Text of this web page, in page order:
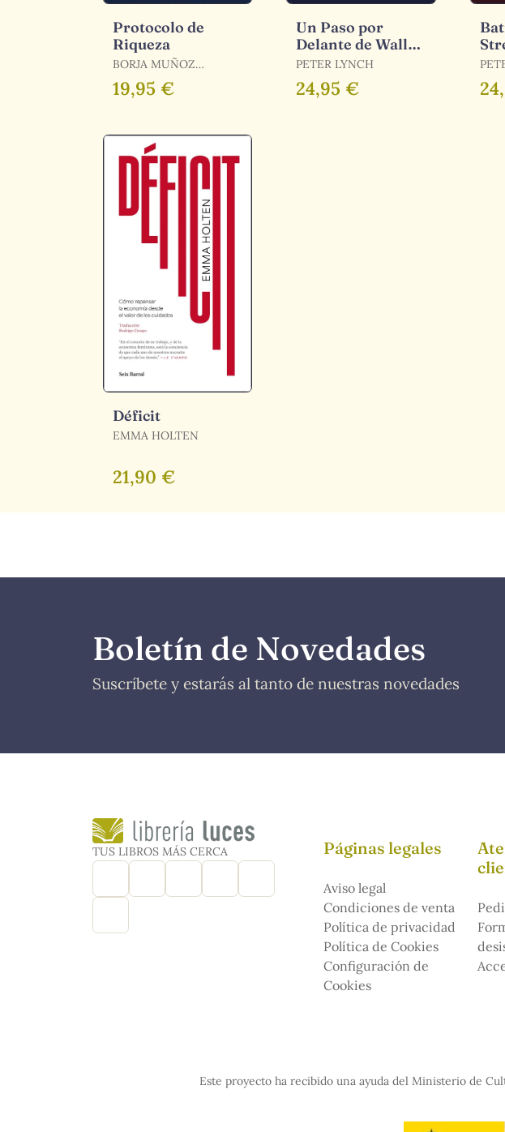
Protocolo de
Riqueza
BORJA MUÑOZ
CUESTA
19,95 €
Un Paso por
Delante de Wall
Street
(Renovación)
PETER LYNCH
24,95 €
Déficit
EMMA HOLTEN
21,90 €
Boletín de Novedades
Suscríbete y estarás al tanto de nuestras novedades
TUS LIBROS MÁS CERCA Páginas legales
Aviso legal
Condiciones de venta
Política de privacidad
Política de Cookies
Configuración de
Cookies
Este proyecto ha recibido una ayuda del Ministerio de